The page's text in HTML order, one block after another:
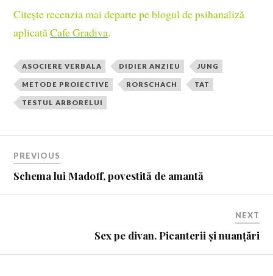
Citește recenzia mai departe pe blogul de psihanaliză
aplicatăCafe Gradiva.
ASOCIERE VERBALA DIDIER ANZIEU JUNG
METODE PROIECTIVE RORSCHACH TAT
TESTUL ARBORELUI
PREVIOUS
Schema lui Madoff, povestită de amantă
NEXT
Sex pe divan. Picanterii și nuanțări